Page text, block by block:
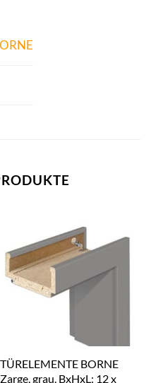
TÜRELEMENTE BORNE
Zarge, grau, BxHxL: 12 x